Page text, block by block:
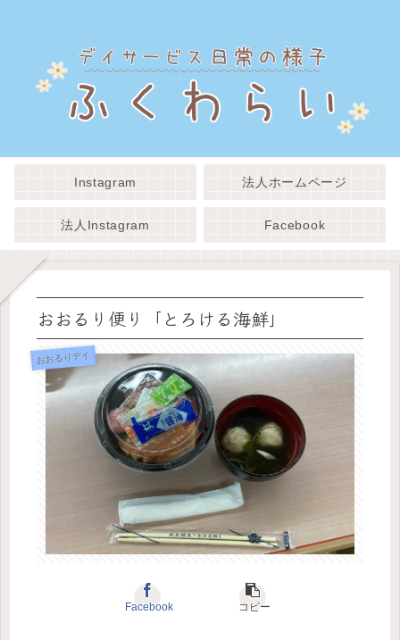
Instagram 法人ホームページ
法人Instagram Facebook
おおるり便り「とろける海鮮」
おおるりデイ
Facebook コピー